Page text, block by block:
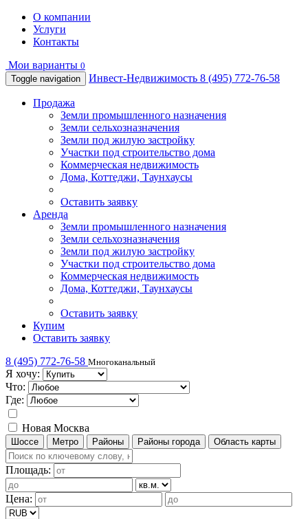
О компании
Услуги
Контакты
Мои варианты 0
Toggle navigation
Инвест-Недвижимость 8 (495) 772-76-58
Продажа
Земли промышленного назначения
Земли сельхозназначения
Земли под жилую застройку
Участки под строительство дома
Коммерческая недвижимость
Дома, Коттеджи, Таунхаусы
Оставить заявку
Аренда
Земли промышленного назначения
Земли сельхозназначения
Земли под жилую застройку
Участки под строительство дома
Коммерческая недвижимость
Дома, Коттеджи, Таунхаусы
Оставить заявку
Купим
Оставить заявку
8 (495) 772-76-58 Многоканальный
Я хочу:
Что:
Где:
Новая Москва
Шоссе Метро Районы Районы города Область карты
Площадь:
Цена: